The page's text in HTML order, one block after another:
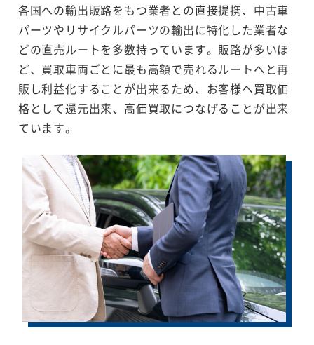
各国への輸出販路をもつ業者との直接提携、中古車
パーツやリサイクルパーツの輸出に特化した業者な
どの直売ルートを多数持っています。販路が多いほ
ど、買取車両ごとに最も高額で売れるルートへと再
販し利益化することが出来るため、お客様へ買取価
格として還元出来、高価買取につなげることが出来
ています。